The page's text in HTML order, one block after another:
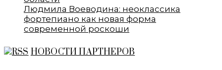
Людмила Воеводина: неоклассика
фортепиано как новая форма
современной роскоши
НОВОСТИ ПАРТНЕРОВ